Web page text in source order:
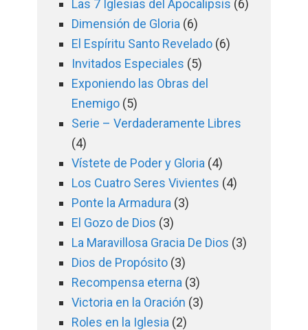
Las 7 Iglesias del Apocalipsis (6)
Dimensión de Gloria (6)
El Espíritu Santo Revelado (6)
Invitados Especiales (5)
Exponiendo las Obras del
Enemigo (5)
Serie – Verdaderamente Libres
(4)
Vístete de Poder y Gloria (4)
Los Cuatro Seres Vivientes (4)
Ponte la Armadura (3)
El Gozo de Dios (3)
La Maravillosa Gracia De Dios (3)
Dios de Propósito (3)
Recompensa eterna (3)
Victoria en la Oración (3)
Roles en la Iglesia (2)